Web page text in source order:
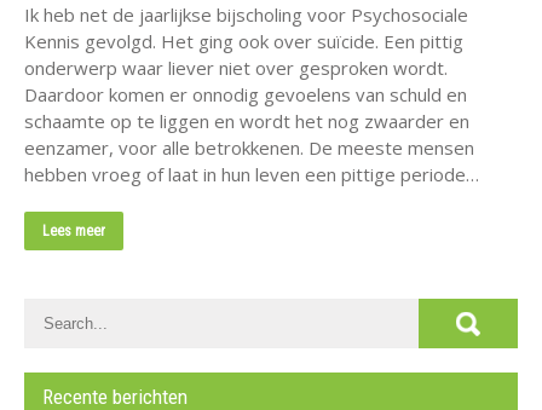
Ik heb net de jaarlijkse bijscholing voor Psychosociale
Kennis gevolgd. Het ging ook over suïcide. Een pittig
onderwerp waar liever niet over gesproken wordt.
Daardoor komen er onnodig gevoelens van schuld en
schaamte op te liggen en wordt het nog zwaarder en
eenzamer, voor alle betrokkenen. De meeste mensen
hebben vroeg of laat in hun leven een pittige periode…
Lees meer
Recente berichten